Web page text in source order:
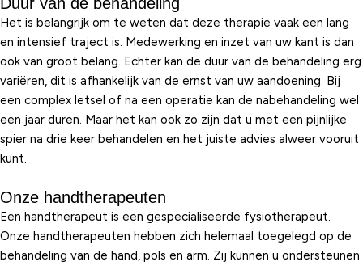
Het is belangrijk om te weten dat deze therapie vaak een lang
en intensief traject is. Medewerking en inzet van uw kant is dan
ook van groot belang. Echter kan de duur van de behandeling erg
variëren, dit is afhankelijk van de ernst van uw aandoening. Bij
een complex letsel of na een operatie kan de nabehandeling wel
een jaar duren. Maar het kan ook zo zijn dat u met een pijnlijke
spier na drie keer behandelen en het juiste advies alweer vooruit
kunt.
Onze handtherapeuten
Een handtherapeut is een gespecialiseerde fysiotherapeut.
Onze handtherapeuten hebben zich helemaal toegelegd op de
behandeling van de hand, pols en arm. Zij kunnen u ondersteunen